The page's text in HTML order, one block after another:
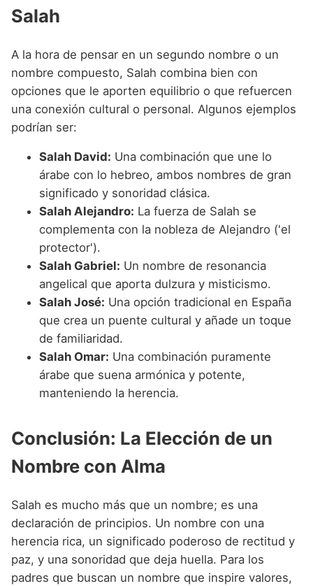
Salah
A la hora de pensar en un segundo nombre o un
nombre compuesto, Salah combina bien con
opciones que le aporten equilibrio o que refuercen
una conexión cultural o personal. Algunos ejemplos
podrían ser:
Salah David: Una combinación que une lo
árabe con lo hebreo, ambos nombres de gran
significado y sonoridad clásica.
Salah Alejandro: La fuerza de Salah se
complementa con la nobleza de Alejandro ('el
protector').
Salah Gabriel: Un nombre de resonancia
angelical que aporta dulzura y misticismo.
Salah José: Una opción tradicional en España
que crea un puente cultural y añade un toque
de familiaridad.
Salah Omar: Una combinación puramente
árabe que suena armónica y potente,
manteniendo la herencia.
Conclusión: La Elección de un
Nombre con Alma
Salah es mucho más que un nombre; es una
declaración de principios. Un nombre con una
herencia rica, un significado poderoso de rectitud y
paz, y una sonoridad que deja huella. Para los
padres que buscan un nombre que inspire valores,